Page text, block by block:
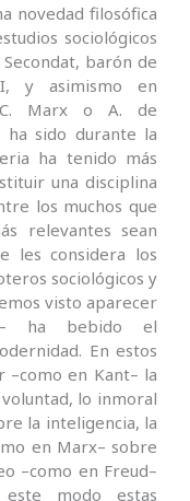
novedad filosófica
sociológicos
barón de
y asimismo en
C. Marx o A. de
ha sido durante la
ha tenido más
una disciplina
los muchos que
relevantes sean
les considera los
sociológicos y
visto aparecer
ha bebido el
En estos
en Kant– la
lo inmoral
la inteligencia, la
en Marx– sobre
–como en Freud–
modo estas